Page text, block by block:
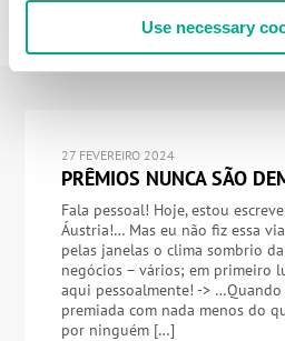
Use necessary
27 FEVEREIRO 2024
PRÊMIOS NUNCA SÃO
Fala pessoal! Hoje, estou
Áustria!… Mas eu não fiz essa
pelas janelas o clima sombrio
negócios – vários; em primeiro
aqui pessoalmente! -> …Quando
premiada com nada menos do
por ninguém […]